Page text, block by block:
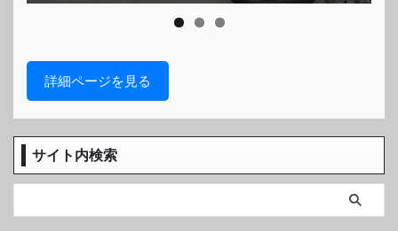
詳細ページを見る
サイト内検索